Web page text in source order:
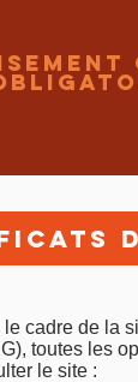
le cadre de la
toutes les
le site :